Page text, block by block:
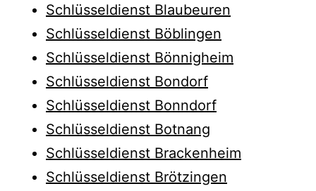
Schlüsseldienst Blaubeuren
Schlüsseldienst Böblingen
Schlüsseldienst Bönnigheim
Schlüsseldienst Bondorf
Schlüsseldienst Bonndorf
Schlüsseldienst Botnang
Schlüsseldienst Brackenheim
Schlüsseldienst Brötzingen